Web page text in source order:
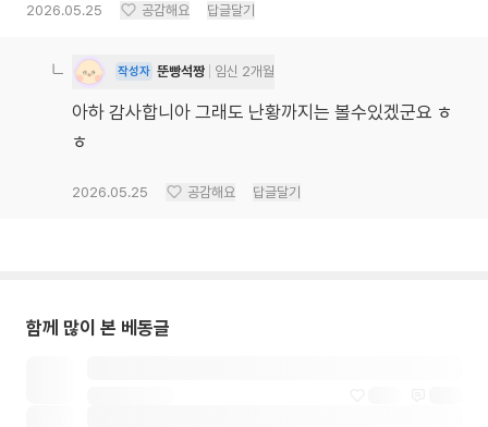
2026.05.25 공감해요 답글달기
작성자 뚠빵석짱 임신 2개월
아하 감사합니아 그래도 난황까지는 볼수있겠군요 ㅎ
ㅎ
2026.05.25 공감해요 답글달기
함께 많이 본 베동글